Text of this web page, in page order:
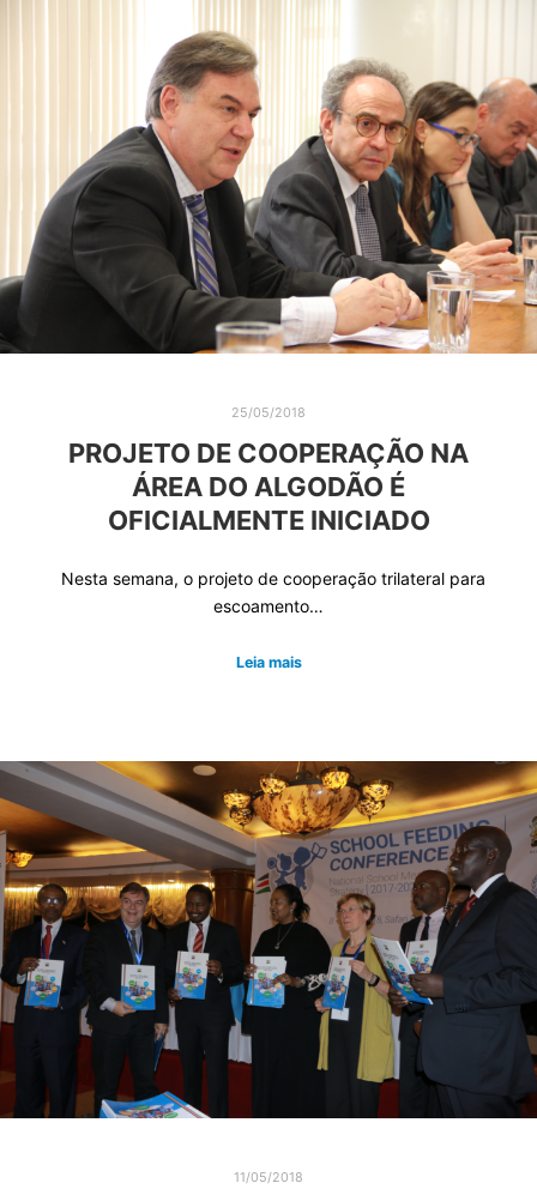
25/05/2018
PROJETO DE COOPERAÇÃO NA
ÁREA DO ALGODÃO É
OFICIALMENTE INICIADO
Nesta semana, o projeto de cooperação trilateral para
escoamento…
Leia mais
11/05/2018